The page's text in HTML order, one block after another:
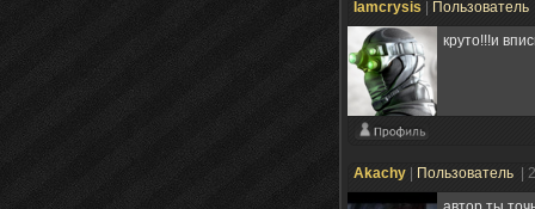
Iamcrysis Пользователь
круто!!!и
Akachy Пользователь
|